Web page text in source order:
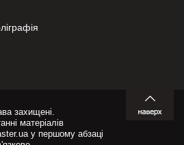
захищені.
матеріалів
у першому абзаці